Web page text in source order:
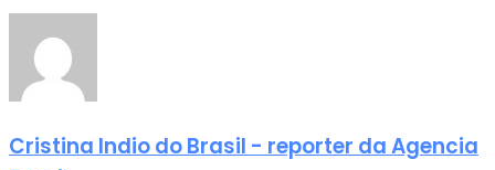
Cristina Indio do Brasil - reporter da Agencia